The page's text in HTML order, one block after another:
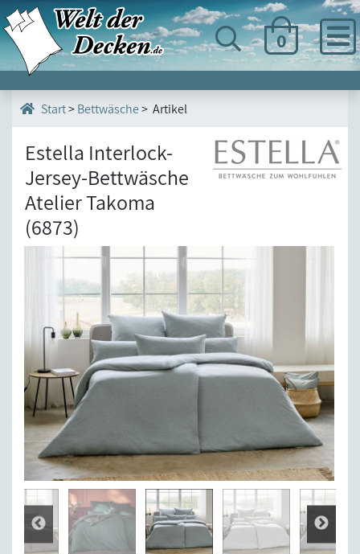
0
Start>Bettwäsche> Artikel
Estella Interlock-
Jersey-Bettwäsche
Atelier Takoma
(6873)